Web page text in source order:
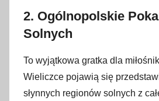
2. Ogólnopolskie
Solnych
To wyjątkowa gratka dla
Wieliczce pojawią się
słynnych regionów solnych z